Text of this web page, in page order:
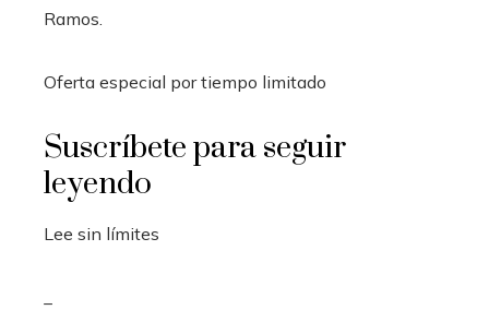
Ramos.
Oferta especial por tiempo limitado
Suscríbete para seguir
leyendo
Lee sin límites